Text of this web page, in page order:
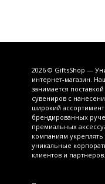
2026 © GiftsShop —
интернет-магазин.
занимается
сувениров с
широкий
брендированных
премиальных
компаниям
уникальные
клиентов и партнеров.